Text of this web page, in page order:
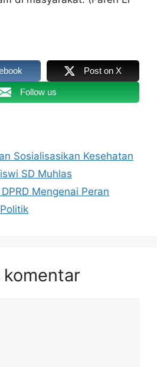
Post on X
Follow us
Sosialisasikan Kesehatan
SD Muhlas
Mengenai Peran